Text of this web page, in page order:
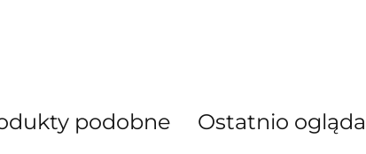
Bergdala Glasbruk
podobne Ostatnio